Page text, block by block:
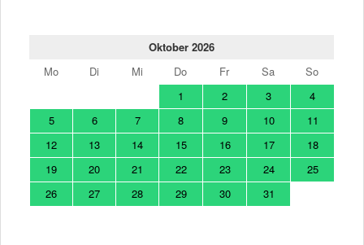
Oktober 2026
Mo
Di Mi Do Fr Sa
So
1
2 3
4
5
6 7 8 9 10
11
12
13 14 15 16 17
18
19
20 21 22 23 24
25
26
27 28 29 30 31